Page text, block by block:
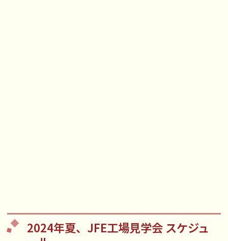
2024年夏、JFE工場見学会 スケジュ